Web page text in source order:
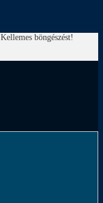
Kellemes böngészést!